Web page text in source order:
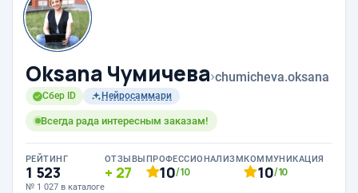
Oksana Чумичева›chumicheva.oksana
Сбер ID Нейросаммари
Всегда рада интересным заказам!
РЕЙТИНГ
1 523
№ 1 027 в каталоге
ОТЗЫВЫ
27
ПРОФЕССИОНАЛИЗМ
10/10
КОММУНИКАЦИЯ
10/10